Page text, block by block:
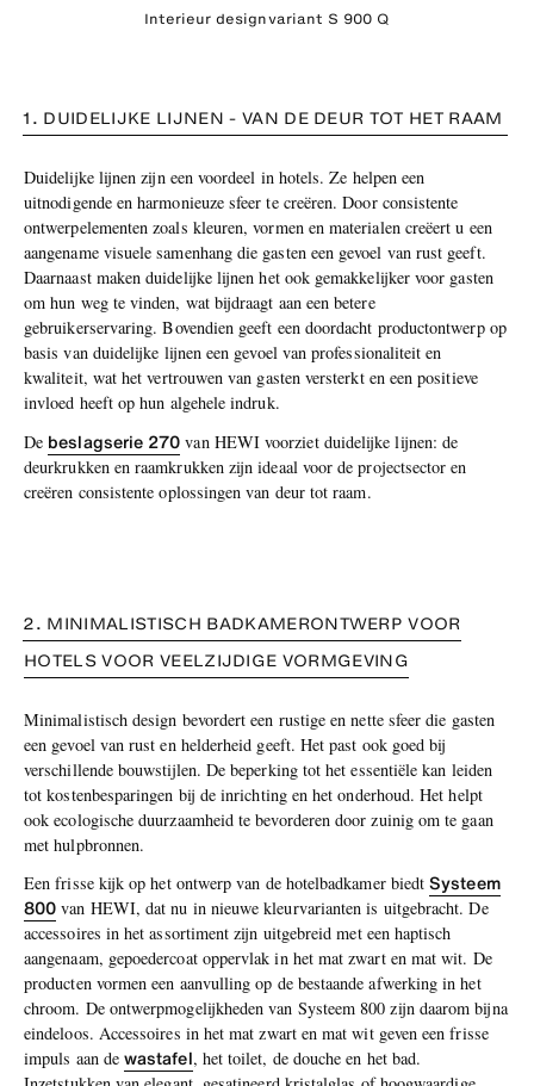
Interieur designvariant S 900 Q
1. DUIDELIJKE LIJNEN - VAN DE DEUR TOT HET RAAM
Duidelijke lijnen zijn een voordeel in hotels. Ze helpen een
uitnodigende en harmonieuze sfeer te creëren. Door consistente
ontwerpelementen zoals kleuren, vormen en materialen creëert u een
aangename visuele samenhang die gasten een gevoel van rust geeft.
Daarnaast maken duidelijke lijnen het ook gemakkelijker voor gasten
om hun weg te vinden, wat bijdraagt aan een betere
gebruikerservaring. Bovendien geeft een doordacht productontwerp op
basis van duidelijke lijnen een gevoel van professionaliteit en
kwaliteit, wat het vertrouwen van gasten versterkt en een positieve
invloed heeft op hun algehele indruk.
De beslagserie 270 van HEWI voorziet duidelijke lijnen: de
deurkrukken en raamkrukken zijn ideaal voor de projectsector en
creëren consistente oplossingen van deur tot raam.
2. MINIMALISTISCH BADKAMERONTWERP VOOR
HOTELS VOOR VEELZIJDIGE VORMGEVING
Minimalistisch design bevordert een rustige en nette sfeer die gasten
een gevoel van rust en helderheid geeft. Het past ook goed bij
verschillende bouwstijlen. De beperking tot het essentiële kan leiden
tot kostenbesparingen bij de inrichting en het onderhoud. Het helpt
ook ecologische duurzaamheid te bevorderen door zuinig om te gaan
met hulpbronnen.
Een frisse kijk op het ontwerp van de hotelbadkamer biedtSysteem
800 van HEWI, dat nu in nieuwe kleurvarianten is uitgebracht. De
accessoires in het assortiment zijn uitgebreid met een haptisch
aangenaam, gepoedercoat oppervlak in het mat zwart en mat wit. De
producten vormen een aanvulling op de bestaande afwerking in het
chroom. De ontwerpmogelijkheden van Systeem 800 zijn daarom bijna
eindeloos. Accessoires in het mat zwart en mat wit geven een frisse
impuls aan dewastafel, het toilet, de douche en het bad.